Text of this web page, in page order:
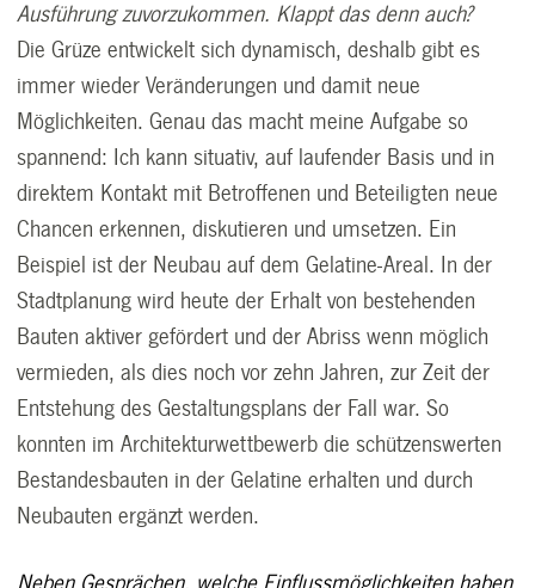
Ausführung zuvorzukommen. Klappt das denn auch?
Die Grüze entwickelt sich dynamisch, deshalb gibt es
immer wieder Veränderungen und damit neue
Möglichkeiten. Genau das macht meine Aufgabe so
spannend: Ich kann situativ, auf laufender Basis und in
direktem Kontakt mit Betroffenen und Beteiligten neue
Chancen erkennen, diskutieren und umsetzen. Ein
Beispiel ist der Neubau auf dem Gelatine-Areal. In der
Stadtplanung wird heute der Erhalt von bestehenden
Bauten aktiver gefördert und der Abriss wenn möglich
vermieden, als dies noch vor zehn Jahren, zur Zeit der
Entstehung des Gestaltungsplans der Fall war. So
konnten im Architekturwettbewerb die schützenswerten
Bestandesbauten in der Gelatine erhalten und durch
Neubauten ergänzt werden.
Neben Gesprächen, welche Einflussmöglichkeiten haben